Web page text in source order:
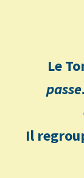
Le
passe
Il